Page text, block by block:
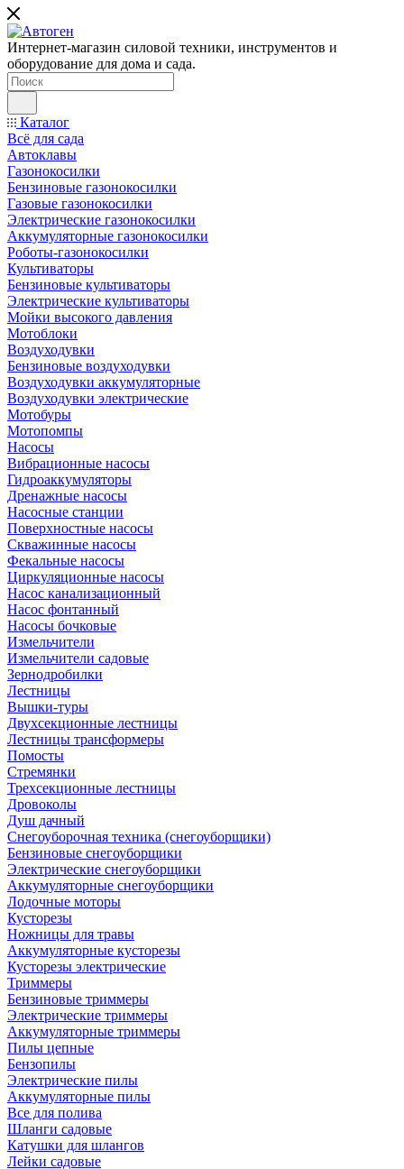
Интернет-магазин силовой техники, инструментов и
оборудование для дома и сада.
Каталог
Всё для сада
Автоклавы
Газонокосилки
Бензиновые газонокосилки
Газовые газонокосилки
Электрические газонокосилки
Аккумуляторные газонокосилки
Роботы-газонокосилки
Культиваторы
Бензиновые культиваторы
Электрические культиваторы
Мойки высокого давления
Мотоблоки
Воздуходувки
Бензиновые воздуходувки
Воздуходувки аккумуляторные
Воздуходувки электрические
Мотобуры
Мотопомпы
Насосы
Вибрационные насосы
Гидроаккумуляторы
Дренажные насосы
Насосные станции
Поверхностные насосы
Скважинные насосы
Фекальные насосы
Циркуляционные насосы
Насос канализационный
Насос фонтанный
Насосы бочковые
Измельчители
Измельчители садовые
Зернодробилки
Лестницы
Вышки-туры
Двухсекционные лестницы
Лестницы трансформеры
Помосты
Стремянки
Трехсекционные лестницы
Дровоколы
Душ дачный
Снегоуборочная техника (снегоуборщики)
Бензиновые снегоуборщики
Электрические снегоуборщики
Аккумуляторные снегоуборщики
Лодочные моторы
Кусторезы
Ножницы для травы
Аккумуляторные кусторезы
Кусторезы электрические
Триммеры
Бензиновые триммеры
Электрические триммеры
Аккумуляторные триммеры
Пилы цепные
Бензопилы
Электрические пилы
Аккумуляторные пилы
Все для полива
Шланги садовые
Катушки для шлангов
Лейки садовые